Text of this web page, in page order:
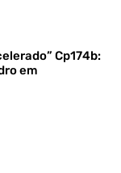
Cp174b:
em